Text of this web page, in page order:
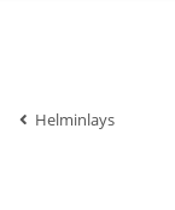
Helminlays